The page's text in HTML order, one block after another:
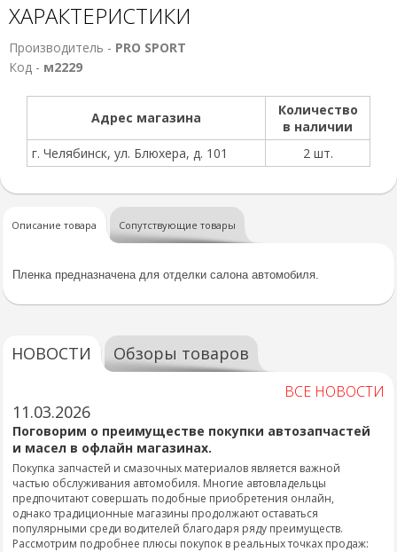
ХАРАКТЕРИСТИКИ
Производитель - PRO SPORT
Код - м2229
Адрес магазина
Количество
в наличии
г. Челябинск, ул. Блюхера, д. 101
2 шт.
Описание товара Сопутствующие товары
Пленка предназначена для отделки салона автомобиля.
НОВОСТИ Обзоры товаров
ВСЕ НОВОСТИ
11.03.2026
Поговорим о преимуществе покупки автозапчастей
и масел в офлайн магазинах.
Покупка запчастей и смазочных материалов является важной
частью обслуживания автомобиля. Многие автовладельцы
предпочитают совершать подобные приобретения онлайн,
однако традиционные магазины продолжают оставаться
популярными среди водителей благодаря ряду преимуществ.
Рассмотрим подробнее плюсы покупок в реальных точках продаж: